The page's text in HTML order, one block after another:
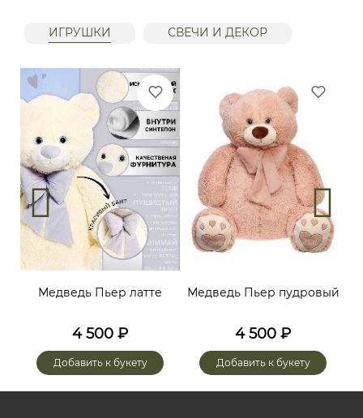
ИГРУШКИ СВЕЧИ И ДЕКОР
Медведь Пьер латте
4 500 ₽
Добавить к букету
Медведь Пьер пудровый
4 500 ₽
Добавить к букету